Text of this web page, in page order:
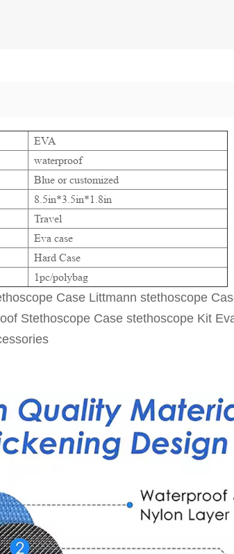
EVA
waterproof
Blue or customized
8.5in*3.5in*1.8in
Travel
Eva case
Hard Case
1pc/polybag
Case Littmann stethoscope
Stethoscope Case stethoscope Kit